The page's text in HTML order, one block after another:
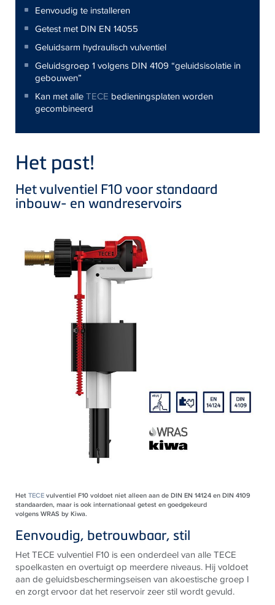
Eenvoudig te installeren
Getest met DIN EN 14055
Geluidsarm hydraulisch vulventiel
Geluidsgroep 1 volgens DIN 4109 “geluidsisolatie in
gebouwen”
Kan met alleTECE bedieningsplaten worden
gecombineerd
Het past!
Het vulventiel F10 voor standaard
inbouw- en wandreservoirs
HetTECEvulventiel F10 voldoet niet alleen aan de DIN EN 14124 en DIN 4109
standaarden, maar is ook internationaal getest en goedgekeurd
volgens WRAS by Kiwa.
Eenvoudig, betrouwbaar, stil
HetTECE vulventiel F10 is een onderdeel van alleTECE
spoelkasten en overtuigt op meerdere niveaus. Hij voldoet
aan de geluidsbeschermingseisen van akoestische groep I
en zorgt ervoor dat het reservoir zeer stil wordt gevuld.